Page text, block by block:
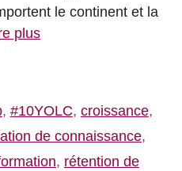
le continent et la
plus
, #10YOLC, croissance,
de connaissance,
, rétention de